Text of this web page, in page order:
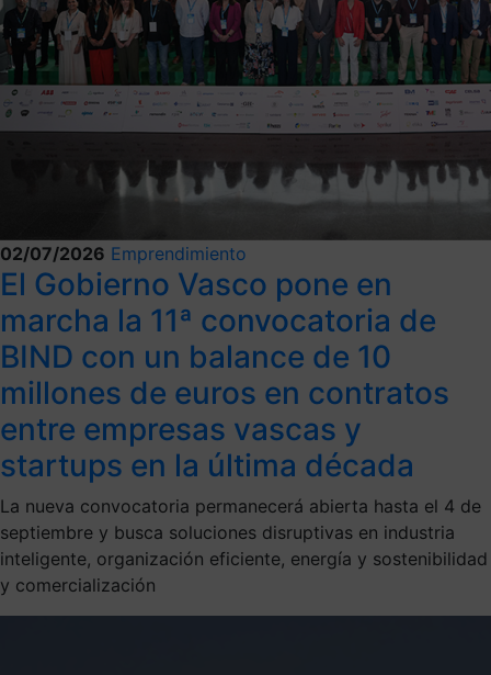
02/07/2026 Emprendimiento
El Gobierno Vasco pone en
marcha la 11ª convocatoria de
BIND con un balance de 10
millones de euros en contratos
entre empresas vascas y
startups en la última década
La nueva convocatoria permanecerá abierta hasta el 4 de
septiembre y busca soluciones disruptivas en industria
inteligente, organización eficiente, energía y sostenibilidad
y comercialización